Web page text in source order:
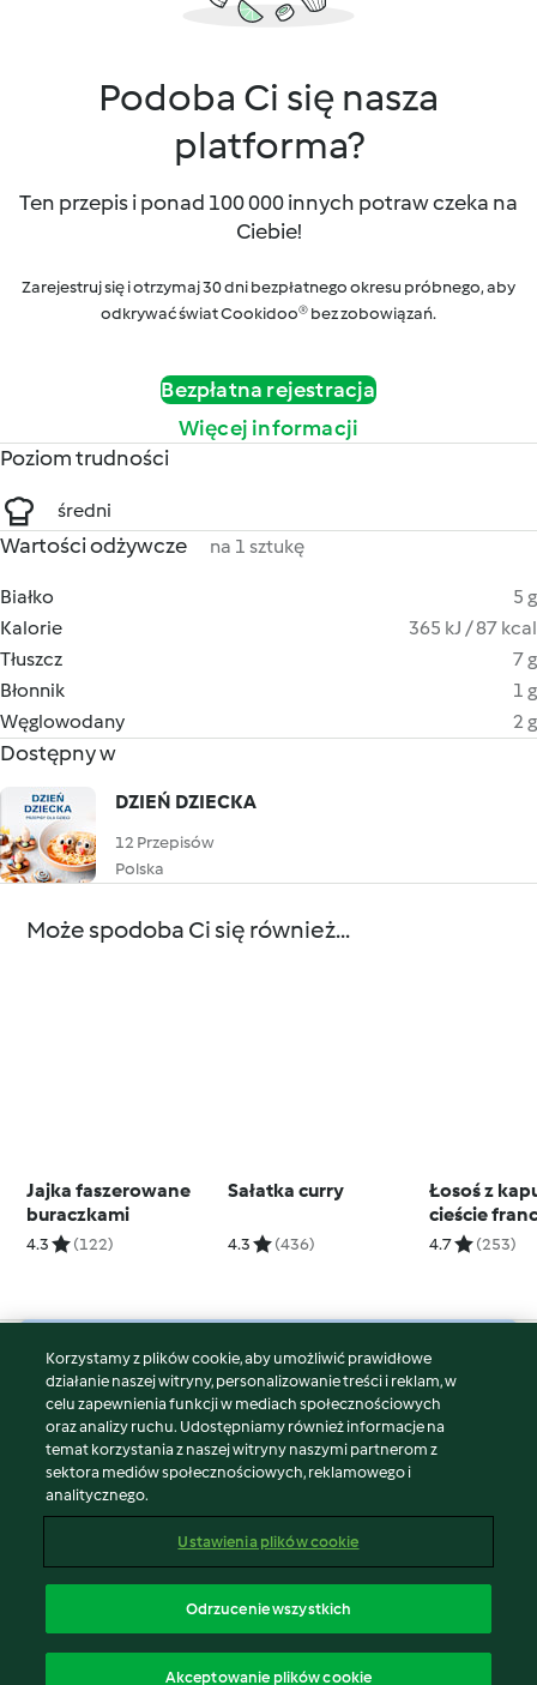
Podoba Ci się nasza
platforma?
Ten przepis i ponad 100 000 innych potraw czeka na
Ciebie!
Zarejestruj się i otrzymaj 30 dni bezpłatnego okresu próbnego, aby
odkrywać świat Cookidoo® bez zobowiązań.
Bezpłatna rejestracja
Więcej informacji
Poziom trudności
średni
Wartości odżywcze na 1 sztukę
Białko
5 g
Kalorie
365 kJ / 87 kcal
Tłuszcz
7 g
Błonnik
1 g
Węglowodany
2 g
Dostępny w
DZIEŃ DZIECKA
12 Przepisów
Polska
Może spodoba Ci się również...
Jajka faszerowane
buraczkami
4.3 (122)
Sałatka curry
4.3 (436)
Łosoś z
cieście
4.7 (253)
© Copyright 2026
Warunki korzystania
Polityka prywatności
Disclaimer
Znak wydawcy
Zgłoś treść
Oświadczenie o dostępności
Korzystamy z plików cookie, aby umożliwić prawidłowe
działanie naszej witryny, personalizowanie treści i reklam, w
celu zapewnienia funkcji w mediach społecznościowych
oraz analizy ruchu. Udostępniamy również informacje na
temat korzystania z naszej witryny naszymi partnerom z
sektora mediów społecznościowych, reklamowego i
analitycznego.
Ustawienia plików cookie
Odrzucenie wszystkich
Akceptowanie plików cookie